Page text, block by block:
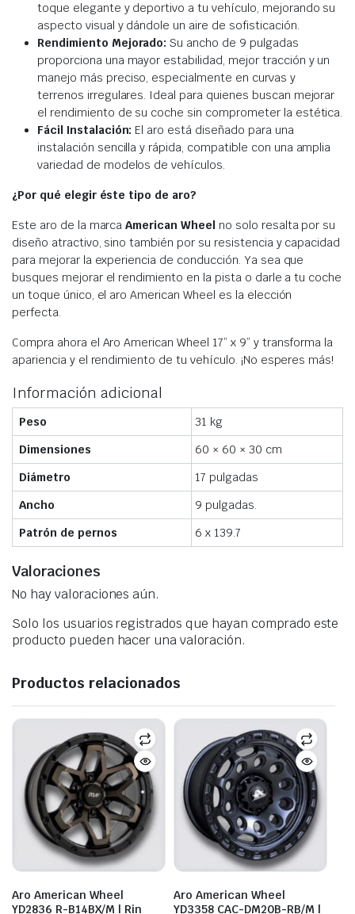
toque elegante y deportivo a tu vehículo, mejorando su
aspecto visual y dándole un aire de sofisticación.
Rendimiento Mejorado: Su ancho de 9 pulgadas
proporciona una mayor estabilidad, mejor tracción y un
manejo más preciso, especialmente en curvas y
terrenos irregulares. Ideal para quienes buscan mejorar
el rendimiento de su coche sin comprometer la estética.
Fácil Instalación: El aro está diseñado para una
instalación sencilla y rápida, compatible con una amplia
variedad de modelos de vehículos.
¿Por qué elegir éste tipo de aro?
Este aro de la marcaAmerican Wheel no solo resalta por su
diseño atractivo, sino también por su resistencia y capacidad
para mejorar la experiencia de conducción. Ya sea que
busques mejorar el rendimiento en la pista o darle a tu coche
un toque único, el aro American Wheel es la elección
perfecta.
Compra ahora el Aro American Wheel 17” x 9” y transforma la
apariencia y el rendimiento de tu vehículo. ¡No esperes más!
Información adicional
Peso
31 kg
Dimensiones
60 × 60 × 30 cm
Diámetro
17 pulgadas
Ancho
9 pulgadas.
Patrón de pernos
6 x 139.7
Valoraciones
No hay valoraciones aún.
Solo los usuarios registrados que hayan comprado este
producto pueden hacer una valoración.
Productos relacionados
Aro American Wheel
YD2836 R-B14BX/M | Rin
Aro American Wheel
YD3358 CAC-DM20B-RB/M |